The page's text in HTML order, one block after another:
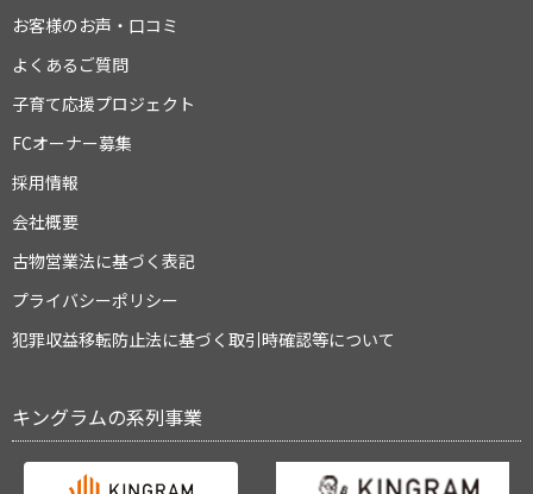
お客様のお声・口コミ
よくあるご質問
子育て応援プロジェクト
FCオーナー募集
採用情報
会社概要
古物営業法に基づく表記
プライバシーポリシー
犯罪収益移転防止法に基づく取引時確認等について
キングラムの系列事業